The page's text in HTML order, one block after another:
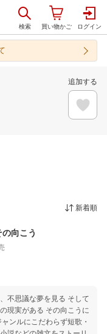
追加する
新着順
向こう
不思議な夢を見る そして
現実がある その向こうに
ンルにこだわらず短歌・